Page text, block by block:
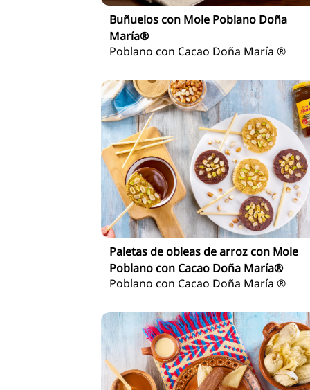
Buñuelos con Mole Poblano Doña
María®
Poblano con Cacao Doña María ®
Paletas de obleas de arroz con Mole
Poblano con Cacao Doña María®
Poblano con Cacao Doña María ®